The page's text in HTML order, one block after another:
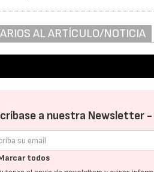
AL ARTÍCULO/NOTICIA
a nuestra Newsletter -
todos